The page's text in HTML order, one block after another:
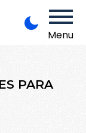
Menu
PARA